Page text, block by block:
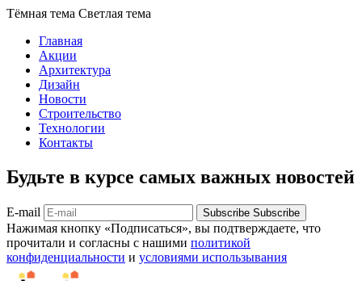
Тёмная тема Светлая тема
Главная
Акции
Архитектура
Дизайн
Новости
Строительство
Технологии
Контакты
Будьте в курсе самых важных новостей
E-mail Subscribe Subscribe
Нажимая кнопку «Подписаться», вы подтверждаете, что
прочитали и согласны с нашими политикой
конфиденциальности и условиями использывания